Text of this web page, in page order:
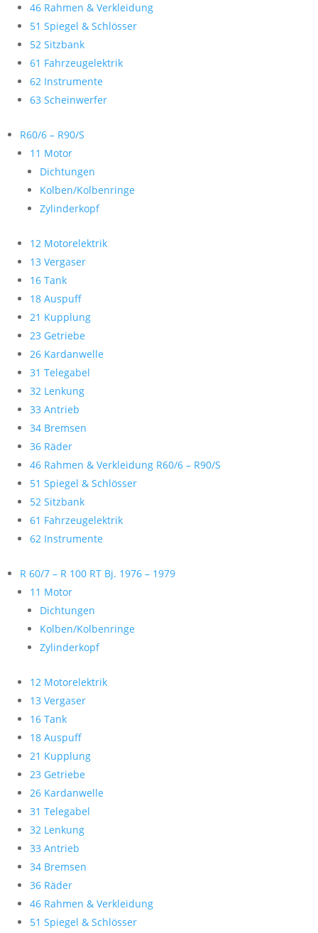
46 Rahmen & Verkleidung
51 Spiegel & Schlösser
52 Sitzbank
61 Fahrzeugelektrik
62 Instrumente
63 Scheinwerfer
R60/6 – R90/S
11 Motor
Dichtungen
Kolben/Kolbenringe
Zylinderkopf
12 Motorelektrik
13 Vergaser
16 Tank
18 Auspuff
21 Kupplung
23 Getriebe
26 Kardanwelle
31 Telegabel
32 Lenkung
33 Antrieb
34 Bremsen
36 Räder
46 Rahmen & Verkleidung R60/6 – R90/S
51 Spiegel & Schlösser
52 Sitzbank
61 Fahrzeugelektrik
62 Instrumente
R 60/7 – R 100 RT Bj. 1976 – 1979
11 Motor
Dichtungen
Kolben/Kolbenringe
Zylinderkopf
12 Motorelektrik
13 Vergaser
16 Tank
18 Auspuff
21 Kupplung
23 Getriebe
26 Kardanwelle
31 Telegabel
32 Lenkung
33 Antrieb
34 Bremsen
36 Räder
46 Rahmen & Verkleidung
51 Spiegel & Schlösser